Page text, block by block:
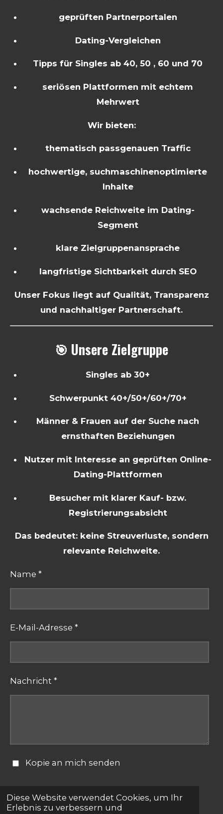
Diese Website verwendet Cookies, um Ihr
Erlebnis zu verbessern und
geprüften Partnerportalen
Dating-Vergleichen
Tipps für Singles ab 40, 50 , 60 und 70
seriösen Plattformen mit echtem
Mehrwert
Wir bieten:
thematisch passgenauen Traffic
hochwertige, suchmaschinenoptimierte
Inhalte
wachsende Reichweite im Dating-
Segment
klare Zielgruppenansprache
langfristige Sichtbarkeit durch SEO
Unser Fokus liegt auf Qualität, Transparenz
und nachhaltiger Partnerschaft.
🎯 Unsere Zielgruppe
Singles ab 30+
Schwerpunkt 40+/50+/60+/70+
Männer & Frauen auf der Suche nach
ernsthaften Beziehungen
Nutzer mit Interesse an geprüften Online-
Dating-Plattformen
Besucher mit klarer Kauf- bzw.
Registrierungsabsicht
Das bedeutet: keine Streuverluste, sondern
relevante Reichweite.
Name *
E-Mail-Adresse *
Nachricht *
Kopie an mich senden
Formular absenden